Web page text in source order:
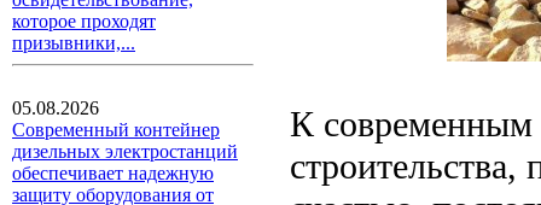
которое проходят
призывники,...
05.08.2026
Современный контейнер
дизельных электростанций
обеспечивает надежную
защиту оборудования от
К современным